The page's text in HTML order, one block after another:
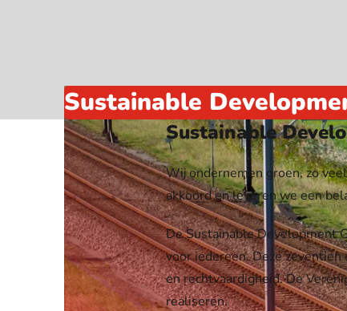
Sustainable
Sustainable
Wij ondernemen groen, zo
akkoord en leveren we een
De Sustainable Development
voor iedereen. Deze
en rechtvaardigheid. De
realiseren.